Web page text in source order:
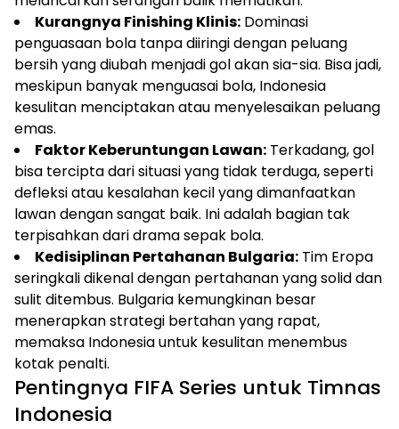
Kurangnya Finishing Klinis: Dominasi
penguasaan bola tanpa diiringi dengan peluang
bersih yang diubah menjadi gol akan sia-sia. Bisa jadi,
meskipun banyak menguasai bola, Indonesia
kesulitan menciptakan atau menyelesaikan peluang
emas.
Faktor Keberuntungan Lawan: Terkadang, gol
bisa tercipta dari situasi yang tidak terduga, seperti
defleksi atau kesalahan kecil yang dimanfaatkan
lawan dengan sangat baik. Ini adalah bagian tak
terpisahkan dari drama sepak bola.
Kedisiplinan Pertahanan Bulgaria: Tim Eropa
seringkali dikenal dengan pertahanan yang solid dan
sulit ditembus. Bulgaria kemungkinan besar
menerapkan strategi bertahan yang rapat,
memaksa Indonesia untuk kesulitan menembus
kotak penalti.
Pentingnya FIFA Series untuk Timnas
Indonesia